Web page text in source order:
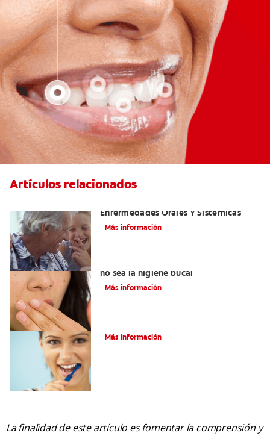
Artículos relacionados
Enfermedades Orales Y Sistémicas
Más información
no sea la higiene bucal
Más información
Más información
La finalidad de este artículo es fomentar la comprensión y